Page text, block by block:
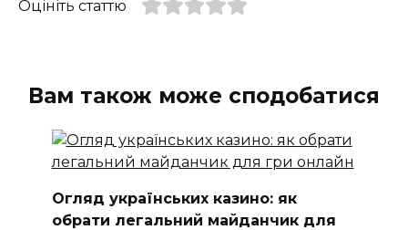
Оцініть статтю
Вам також може сподобатися
Огляд українських казино: як
обрати легальний майданчик для